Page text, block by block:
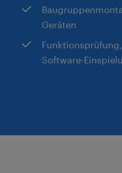
Geräten
Software-